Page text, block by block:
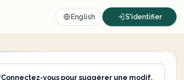
English S'identifier
Connectez-vous pour suggérer une modif.